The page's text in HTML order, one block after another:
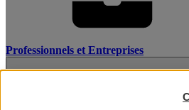
Professionnels et Entreprises